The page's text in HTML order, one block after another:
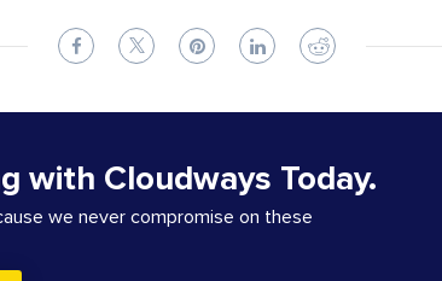
with Cloudways Today.
we never compromise on these